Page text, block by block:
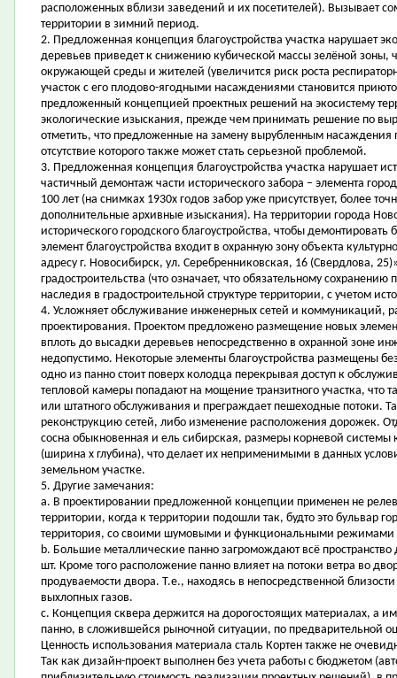
расположенных вблизи заведений и их посетителей). Вызывает
территории в зимний период.
2. Предложенная концепция благоустройства участка нарушает
деревьев приведет к снижению кубической массы зелёной зоны,
окружающей среды и жителей (увеличится риск роста
участок с его плодово-ягодными насаждениями становится
предложенный концепцией проектных решений на экосистему
экологические изыскания, прежде чем принимать решение по
отметить, что предложенные на замену вырубленным
отсутствие которого также может стать серьезной проблемой.
3. Предложенная концепция благоустройства участка нарушает
частичный демонтаж части исторического забора – элемента
100 лет (на снимках 1930х годов забор уже присутствует, более
дополнительные архивные изыскания). На территории города
исторического городского благоустройства, чтобы
элемент благоустройства входит в охранную зону объекта
адресу г. Новосибирск, ул. Серебренниковская, 16 (Свердлова,
градостроительства (что означает, что обязательному
наследия в градостроительной структуре территории, с учетом
4. Усложняет обслуживание инженерных сетей и коммуникаций,
проектирования. Проектом предложено размещение новых
вплоть до высадки деревьев непосредственно в охранной зоне
недопустимо. Некоторые элементы благоустройства размещены
одно из панно стоит поверх колодца перекрывая доступ к
тепловой камеры попадают на мощение транзитного участка, что
или штатного обслуживания и преграждает пешеходные потоки.
реконструкцию сетей, либо изменение расположения дорожек.
сосна обыкновенная и ель сибирская, размеры корневой
(ширина х глубина), что делает их неприменимыми в данных
земельном участке.
5. Другие замечания:
a. В проектировании предложенной концепции применен не
территории, когда к территории подошли так, будто это бульвар
территория, со своими шумовыми и функциональными режимами
b. Большие металлические панно загромождают всё
шт. Кроме того расположение панно влияет на потоки ветра во
продуваемости двора. Т.е., находясь в непосредственной
выхлопных газов.
c. Концепция сквера держится на дорогостоящих материалах, а
панно, в сложившейся рыночной ситуации, по предварительной
Ценность использования материала сталь Кортен также не
Так как дизайн-проект выполнен без учета работы с бюджетом